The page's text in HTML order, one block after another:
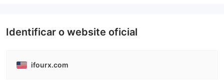
Identificar o website oficial
ifourx.com